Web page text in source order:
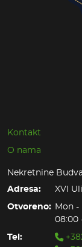
Kontakt
O nama
Nekretnine
Adresa:
XVI
Otvoreno: Mon -
08:00
Tel: